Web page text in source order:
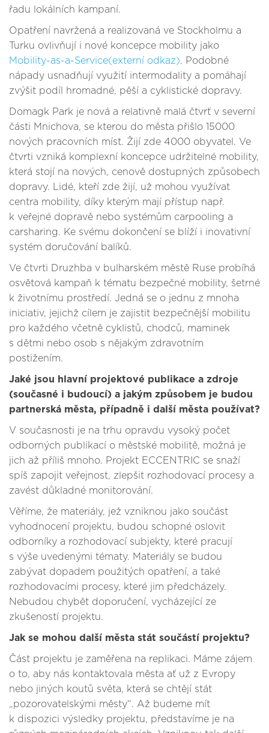
řadu lokálních kampaní.
Opatření navržená a realizovaná ve Stockholmu a
Turku ovlivňují i nové koncepce mobility jako
Mobility-as-a-Service(externí odkaz). Podobné
nápady usnadňují využití intermodality a pomáhají
zvýšit podíl hromadné, pěší a cyklistické dopravy.
Domagk Park je nová a relativně malá čtvrť v severní
části Mnichova, se kterou do města přišlo 15000
nových pracovních míst. Žijí zde 4000 obyvatel. Ve
čtvrti vzniká komplexní koncepce udržitelné mobility,
která stojí na nových, cenově dostupných způsobech
dopravy. Lidé, kteří zde žijí, už mohou využívat
centra mobility, díky kterým mají přístup např.
k veřejné dopravě nebo systémům carpooling a
carsharing. Ke svému dokončení se blíží i inovativní
systém doručování balíků.
Ve čtvrti Druzhba v bulharském městě Ruse probíhá
osvětová kampaň k tématu bezpečné mobility, šetrné
k životnímu prostředí. Jedná se o jednu z mnoha
iniciativ, jejichž cílem je zajistit bezpečnější mobilitu
pro každého včetně cyklistů, chodců, maminek
s dětmi nebo osob s nějakým zdravotním
postižením.
Jaké jsou hlavní projektové publikace a zdroje
(současné i budoucí) a jakým způsobem je budou
partnerská města, případně i další města používat?
V současnosti je na trhu opravdu vysoký počet
odborných publikací o městské mobilitě, možná je
jich až příliš mnoho. Projekt ECCENTRIC se snaží
spíš zapojit veřejnost, zlepšit rozhodovací procesy a
zavést důkladné monitorování.
Věříme, že materiály, jež vzniknou jako součást
vyhodnocení projektu, budou schopné oslovit
odborníky a rozhodovací subjekty, které pracují
s výše uvedenými tématy. Materiály se budou
zabývat dopadem použitých opatření, a také
rozhodovacími procesy, které jim předcházely.
Nebudou chybět doporučení, vycházející ze
zkušeností projektu.
Jak se mohou další města stát součástí projektu?
Část projektu je zaměřena na replikaci. Máme zájem
o to, aby nás kontaktovala města ať už z Evropy
nebo jiných koutů světa, která se chtějí stát
„pozorovatelskými městy“. Až budeme mít
k dispozici výsledky projektu, představíme je na